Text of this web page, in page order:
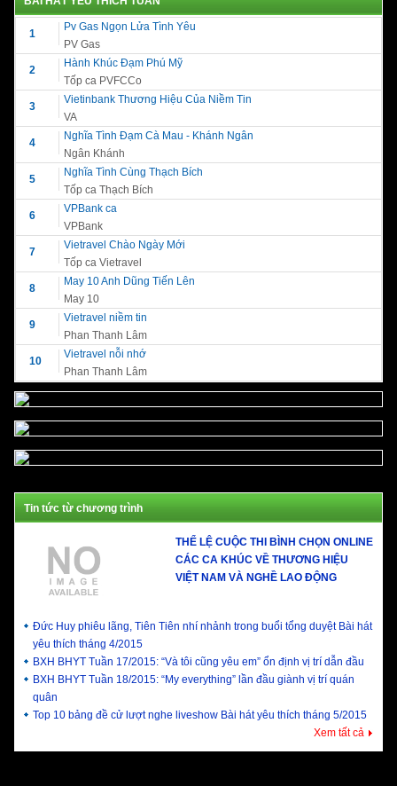
1
Pv Gas Ngọn Lửa Tình Yêu
PV Gas
2
Hành Khúc Đạm Phú Mỹ
Tốp ca PVFCCo
3
Vietinbank Thương Hiệu Của Niềm Tin
VA
4
Nghĩa Tình Đạm Cà Mau - Khánh Ngân
Ngân Khánh
5
Nghĩa Tình Cùng Thạch Bích
Tốp ca Thạch Bích
6
VPBank ca
VPBank
7
Vietravel Chào Ngày Mới
Tốp ca Vietravel
8
May 10 Anh Dũng Tiến Lên
May 10
9
Vietravel niềm tin
Phan Thanh Lâm
10
Vietravel nỗi nhớ
Phan Thanh Lâm
Tin tức từ chương trình
THỂ LỆ CUỘC THI BÌNH CHỌN ONLINE
CÁC CA KHÚC VỀ THƯƠNG HIỆU
VIỆT NAM VÀ NGHỀ LAO ĐỘNG
Đức Huy phiêu lãng, Tiên Tiên nhí nhảnh trong buổi tổng duyệt Bài hát
yêu thích tháng 4/2015
BXH BHYT Tuần 17/2015: “Và tôi cũng yêu em” ổn định vị trí dẫn đầu
BXH BHYT Tuần 18/2015: “My everything” lần đầu giành vị trí quán
quân
Top 10 bảng đề cử lượt nghe liveshow Bài hát yêu thích tháng 5/2015
Xem tất cả